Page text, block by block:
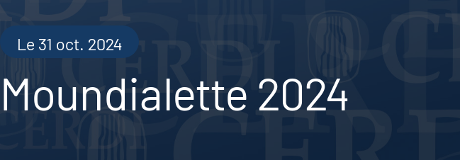
Le 31 oct. 2024
Moundialette 2024